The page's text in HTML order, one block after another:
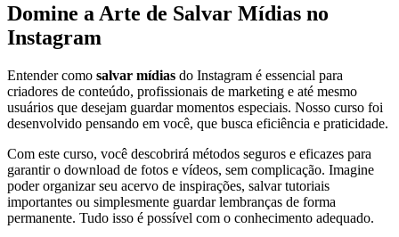
Domine a Arte de Salvar Mídias no
Instagram
Entender como salvar mídias do Instagram é essencial para
criadores de conteúdo, profissionais de marketing e até mesmo
usuários que desejam guardar momentos especiais. Nosso curso foi
desenvolvido pensando em você, que busca eficiência e praticidade.
Com este curso, você descobrirá métodos seguros e eficazes para
garantir o download de fotos e vídeos, sem complicação. Imagine
poder organizar seu acervo de inspirações, salvar tutoriais
importantes ou simplesmente guardar lembranças de forma
permanente. Tudo isso é possível com o conhecimento adequado.